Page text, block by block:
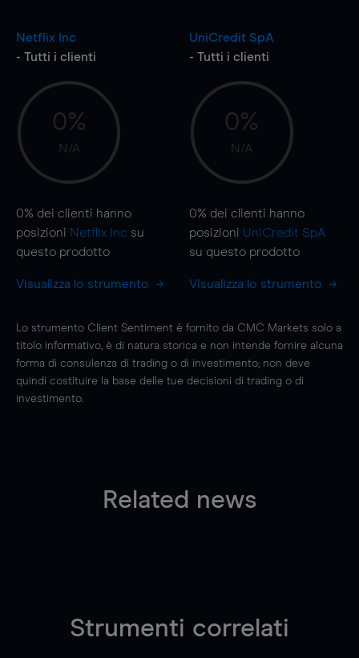
Netflix Inc
- Tutti i clienti
0%
N/A
0% dei clienti hanno
posizioni Netflix Inc su
questo prodotto
Visualizza lo strumento
UniCredit SpA
- Tutti i clienti
0%
N/A
0% dei clienti hanno
posizioni UniCredit SpA
su questo prodotto
Visualizza lo strumento
Lo strumento Client Sentiment è fornito da CMC Markets solo a
titolo informativo, è di natura storica e non intende fornire alcuna
forma di consulenza di trading o di investimento; non deve
quindi costituire la base delle tue decisioni di trading o di
investimento.
Related news
Strumenti correlati